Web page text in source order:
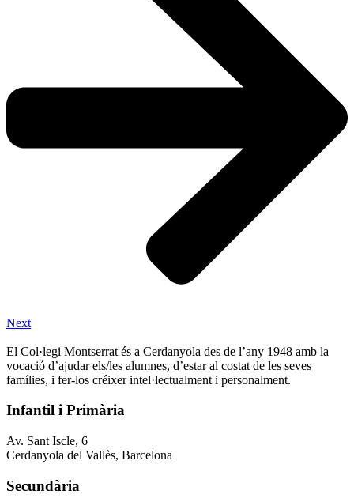
Next
El Col·legi Montserrat és a Cerdanyola des de l’any 1948 amb la
vocació d’ajudar els/les alumnes, d’estar al costat de les seves
famílies, i fer-los créixer intel·lectualment i personalment.
Infantil i Primària
Av. Sant Iscle, 6
Cerdanyola del Vallès, Barcelona
Secundària